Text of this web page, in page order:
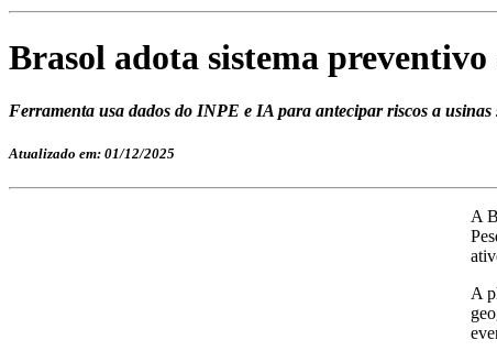
Brasol adota sistema
Ferramenta usa dados do INPE e IA para antecipar riscos a usinas
Atualizado em: 01/12/2025
A
A